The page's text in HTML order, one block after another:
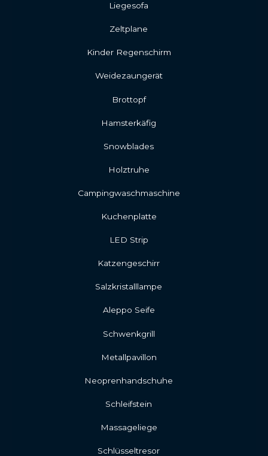
Liegesofa
Zeltplane
Kinder Regenschirm
Weidezaungerät
Brottopf
Hamsterkäfig
Snowblades
Holztruhe
Campingwaschmaschine
Kuchenplatte
LED Strip
Katzengeschirr
Salzkristalllampe
Aleppo Seife
Schwenkgrill
Metallpavillon
Neoprenhandschuhe
Schleifstein
Massageliege
Schlüsseltresor